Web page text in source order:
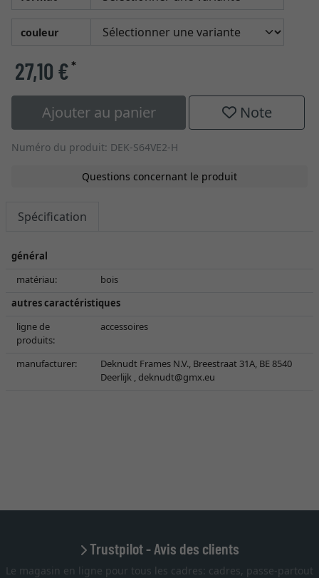
couleur
27,10 €*
Ajouter au panier Note
Numéro du produit: DEK-S64VE2-H
Questions concernant le produit
Spécification
général
matériau:
bois
autres caractéristiques
ligne de
produits:
accessoires
manufacturer:
Deknudt Frames N.V., Breestraat 31A, BE 8540
Deerlijk , deknudt@gmx.eu
Trustpilot - Avis des clients
Le magasin en ligne pour tous les cadres: cadres, passe-partout